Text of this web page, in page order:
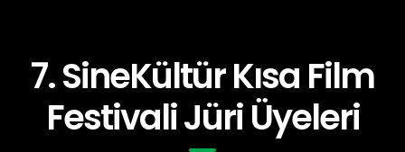
7. SineKültür Kısa Film
Festivali Jüri Üyeleri